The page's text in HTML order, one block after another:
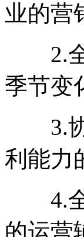
业的营
2.全
季节变
3.协
利能力
4.全
的运营